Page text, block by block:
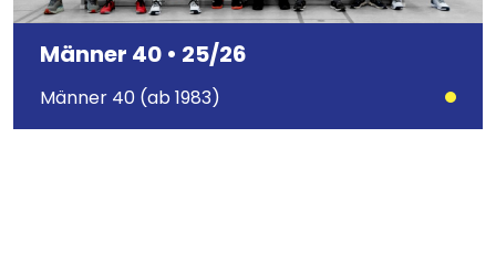
Männer 40 • 25/26
Männer 40 (ab 1983)